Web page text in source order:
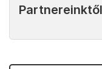
Partnereinktől